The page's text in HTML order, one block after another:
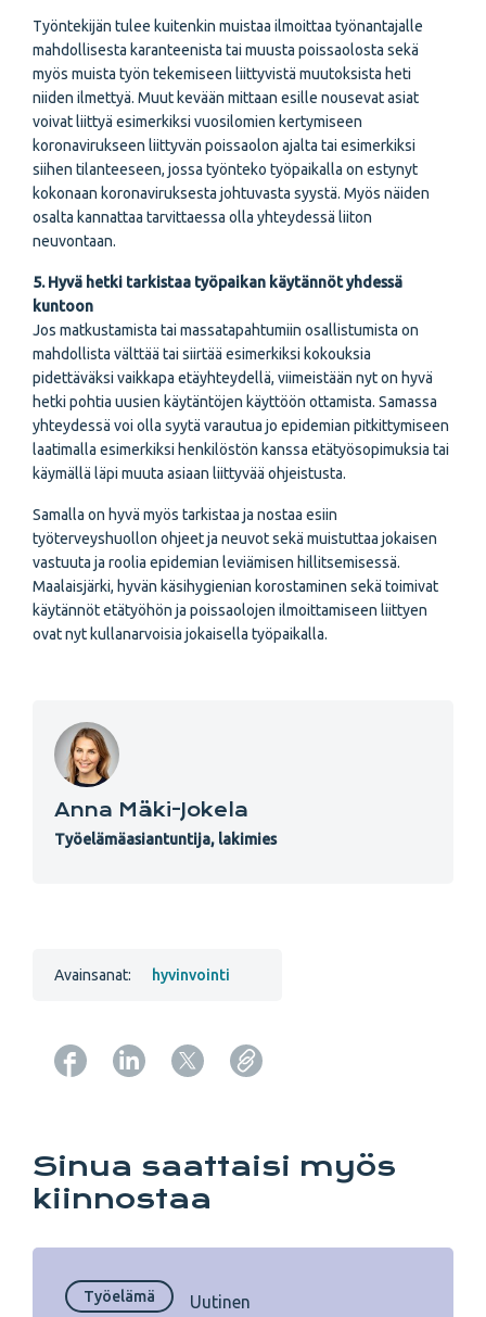
Työntekijän tulee kuitenkin muistaa ilmoittaa työnantajalle
mahdollisesta karanteenista tai muusta poissaolosta sekä
myös muista työn tekemiseen liittyvistä muutoksista heti
niiden ilmettyä. Muut kevään mittaan esille nousevat asiat
voivat liittyä esimerkiksi vuosilomien kertymiseen
koronavirukseen liittyvän poissaolon ajalta tai esimerkiksi
siihen tilanteeseen, jossa työnteko työpaikalla on estynyt
kokonaan koronaviruksesta johtuvasta syystä. Myös näiden
osalta kannattaa tarvittaessa olla yhteydessä liiton
neuvontaan.
5. Hyvä hetki tarkistaa työpaikan käytännöt yhdessä
kuntoon
Jos matkustamista tai massatapahtumiin osallistumista on
mahdollista välttää tai siirtää esimerkiksi kokouksia
pidettäväksi vaikkapa etäyhteydellä, viimeistään nyt on hyvä
hetki pohtia uusien käytäntöjen käyttöön ottamista. Samassa
yhteydessä voi olla syytä varautua jo epidemian pitkittymiseen
laatimalla esimerkiksi henkilöstön kanssa etätyösopimuksia tai
käymällä läpi muuta asiaan liittyvää ohjeistusta.
Samalla on hyvä myös tarkistaa ja nostaa esiin
työterveyshuollon ohjeet ja neuvot sekä muistuttaa jokaisen
vastuuta ja roolia epidemian leviämisen hillitsemisessä.
Maalaisjärki, hyvän käsihygienian korostaminen sekä toimivat
käytännöt etätyöhön ja poissaolojen ilmoittamiseen liittyen
ovat nyt kullanarvoisia jokaisella työpaikalla.
Anna Mäki-Jokela
Työelämäasiantuntija, lakimies
Avainsanat: hyvinvointi
Sinua saattaisi myös
kiinnostaa
Työelämä Uutinen